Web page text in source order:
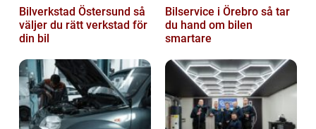
Bilverkstad Östersund så
väljer du rätt verkstad för
din bil
Bilservice i Örebro så tar
du hand om bilen
smartare